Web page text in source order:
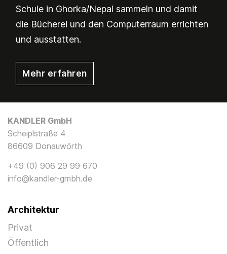
Schule in Ghorka/Nepal sammeln und damit
die Bücherei und den Computerraum errichten
und ausstatten.
Mehr erfahren
KANDLER GmbH
Scheiplstraße 4
86609 Donauwörth
+49 (0) 906 29 99 670
info@kandler-gmbh.de
Architektur
Privat
Öffentlich